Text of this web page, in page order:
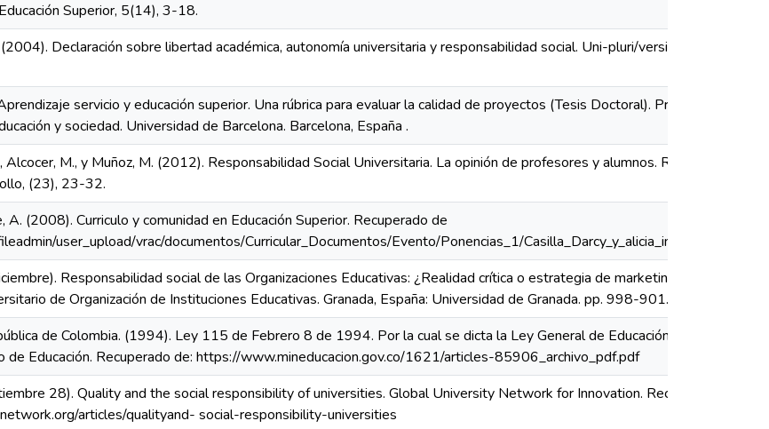
Superior, 5(14), 3-18.
Declaración sobre libertad académica, autonomía universitaria y responsabilidad social. Uni-pluri/versidad, 4(3),
servicio y educación superior. Una rúbrica para evaluar la calidad de proyectos (Tesis Doctoral). Programa
y sociedad. Universidad de Barcelona. Barcelona, España .
Alcocer, M., y Muñoz, M. (2012). Responsabilidad Social Universitaria. La opinión de profesores y alumnos. Revista de
(23), 23-32.
A. (2008). Curriculo y comunidad en Educación Superior. Recuperado de
user_upload/vrac/documentos/Curricular_Documentos/Evento/Ponencias_1/Casilla_Darcy_y_alicia_inciarte.pdf
Responsabilidad social de las Organizaciones Educativas: ¿Realidad crítica o estrategia de marketing? XII
de Organización de Instituciones Educativas. Granada, España: Universidad de Granada. pp. 998-901.
de Colombia. (1994). Ley 115 de Febrero 8 de 1994. Por la cual se dicta la Ley General de Educación. Bogotá,
de Educación. Recuperado de: https://www.mineducacion.gov.co/1621/articles-85906_archivo_pdf.pdf
28). Quality and the social responsibility of universities. Global University Network for Innovation. Recuperado
articles/qualityand- social-responsibility-universities